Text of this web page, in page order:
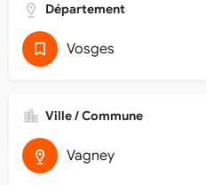
Département
Vosges
Ville / Commune
Vagney